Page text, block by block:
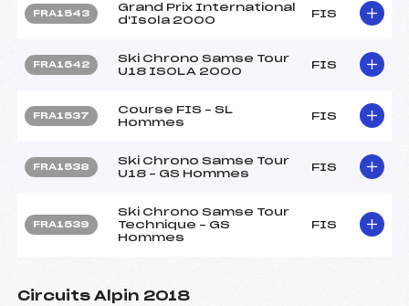
FRA1543
Grand Prix International
d'Isola 2000
FIS
FRA1542
Ski Chrono Samse Tour
U18 ISOLA 2000
FIS
FRA1537
Course FIS – SL
Hommes
FIS
FRA1538
Ski Chrono Samse Tour
U18 – GS Hommes
FIS
FRA1539
Ski Chrono Samse Tour
Technique – GS
Hommes
FIS
Circuits Alpin 2018